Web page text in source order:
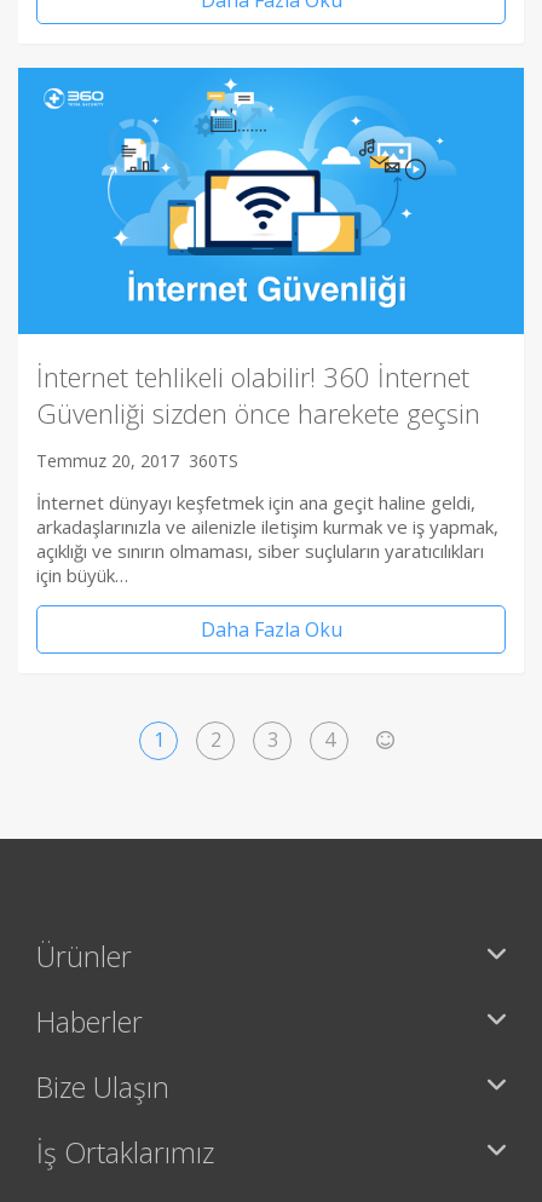
İnternet tehlikeli olabilir! 360 İnternet
Güvenliği sizden önce harekete geçsin
Temmuz 20, 2017 360TS
İnternet dünyayı keşfetmek için ana geçit haline geldi,
arkadaşlarınızla ve ailenizle iletişim kurmak ve iş yapmak,
açıklığı ve sınırın olmaması, siber suçluların yaratıcılıkları
için büyük…
Daha Fazla Oku
1 2 3 4
Ürünler
Haberler
Bize Ulaşın
İş Ortaklarımız